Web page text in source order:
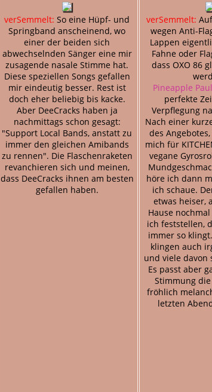
verSemmelt: So eine Hüpf- und
Springband anscheinend, wo
einer der beiden sich
abwechselnden Sänger eine mir
zusagende nasale Stimme hat.
Diese speziellen Songs gefallen
mir eindeutig besser. Rest ist
doch eher beliebig bis kacke.
Aber DeeCracks haben ja
nachmittags schon gesagt:
"Support Local Bands, anstatt zu
immer den gleichen Amibands
zu rennen". Die Flaschenraketen
revanchieren sich und meinen,
dass DeeCracks ihnen am besten
gefallen haben.
verSemmelt:
wegen Anti-
Lappen
Fahne oder
dass OXO 86
Pineapple
perfekte
Verpflegung
Nach einer
des
mich für
vegane
höre ich dann
ich schaue.
etwas heiser,
Hause
ich feststellen,
immer so
klingen auch
und viele davon
Es passt aber
Stimmung
fröhlich
letzten